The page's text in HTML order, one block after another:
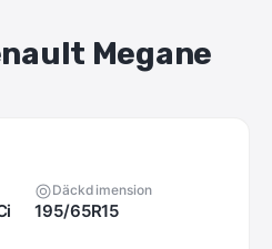
Megane
Däckdimension
195/65R15